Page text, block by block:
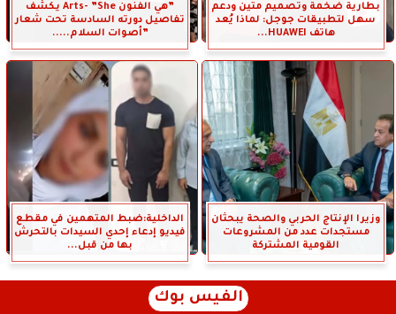
بطارية ضخمة وتصميم متين ودعم
سهل لتطبيقات جوجل: لماذا يُعد
هاتف HUAWEI...
”هي الفنون Arts- ”She يكشف
تفاصيل دورته السادسة تحت شعار
”أصوات السلام.....
وزيرا الإنتاج الحربي والصحة يبحثان
مستجدات عدد من المشروعات
القومية المشتركة
الداخلية:ضبط المتهمين في مقطع
فيديو إدعاء إحدي السيدات بالتحرش
بها من قبل...
الفيس بوك